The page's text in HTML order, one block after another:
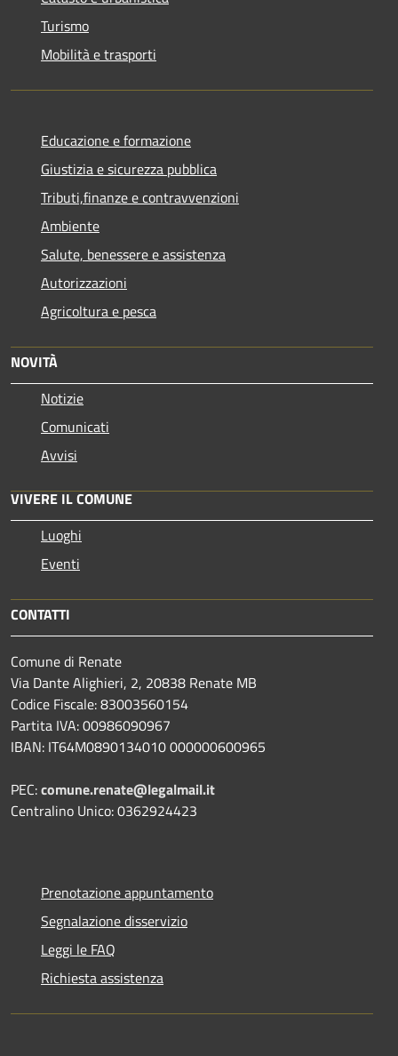
Turismo
Mobilità e trasporti
Educazione e formazione
Giustizia e sicurezza pubblica
Tributi,finanze e contravvenzioni
Ambiente
Salute, benessere e assistenza
Autorizzazioni
Agricoltura e pesca
NOVITÀ
Notizie
Comunicati
Avvisi
VIVERE IL COMUNE
Luoghi
Eventi
CONTATTI
Comune di Renate
Via Dante Alighieri, 2, 20838 Renate MB
Codice Fiscale: 83003560154
Partita IVA: 00986090967
IBAN: IT64M0890134010 000000600965
PEC:comune.renate@legalmail.it
Centralino Unico: 0362924423
Prenotazione appuntamento
Segnalazione disservizio
Leggi le FAQ
Richiesta assistenza